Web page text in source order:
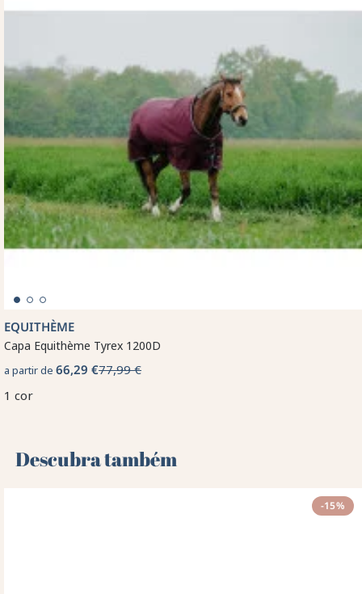
EQUITHÈME
Capa Equithème Tyrex 1200D
a partir de 66,29 €77,99 €
1 cor
Descubra também 🌻
-15%